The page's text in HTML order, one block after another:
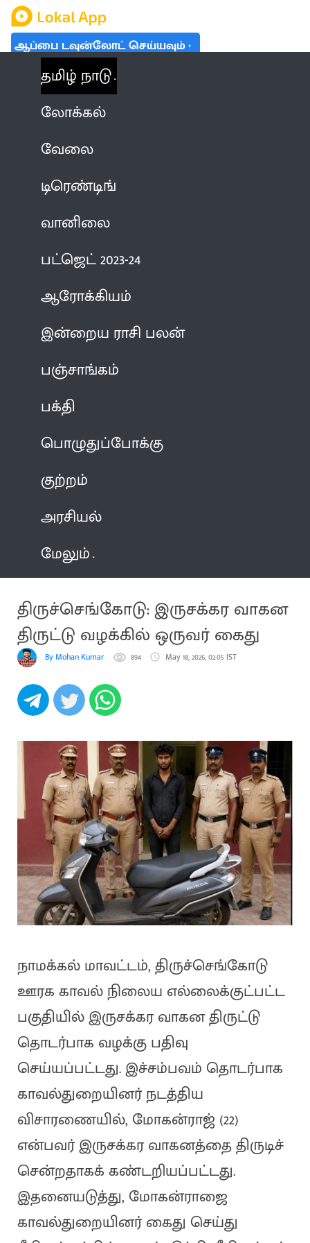
ஆப்பை டவுன்லோட் செய்யவும்
தமிழ் நாடு
லோக்கல்
வேலை
டிரெண்டிங்
வானிலை
பட்ஜெட் 2023-24
ஆரோக்கியம்
இன்றைய ராசி பலன்
பஞ்சாங்கம்
பக்தி
பொழுதுப்போக்கு
குற்றம்
அரசியல்
மேலும்
திருச்செங்கோடு: இருசக்கர வாகன
திருட்டு வழக்கில் ஒருவர் கைது
By Mohan Kumar 894 May 18, 2026, 02:05 IST
நாமக்கல் மாவட்டம், திருச்செங்கோடு
ஊரக காவல் நிலைய எல்லைக்குட்பட்ட
பகுதியில் இருசக்கர வாகன திருட்டு
தொடர்பாக வழக்கு பதிவு
செய்யப்பட்டது. இச்சம்பவம் தொடர்பாக
காவல்துறையினர் நடத்திய
விசாரணையில், மோகன்ராஜ் (22)
என்பவர் இருசக்கர வாகனத்தை திருடிச்
சென்றதாகக் கண்டறியப்பட்டது.
இதனையடுத்து, மோகன்ராஜை
காவல்துறையினர் கைது செய்து